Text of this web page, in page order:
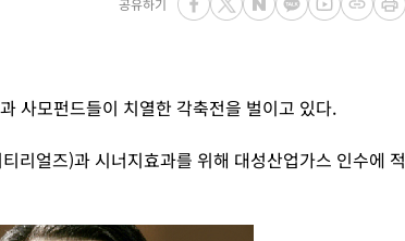
공유하기
사모펀드들이 치열한 각축전을 벌이고 있다.
리얼즈)과 시너지효과를 위해 대성산업가스 인수에 적